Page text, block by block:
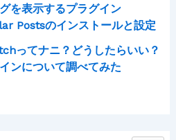
を表示するプラグイン
Postsのインストールと設定
ってナニ？どうしたらいい？
ンについて調べてみた